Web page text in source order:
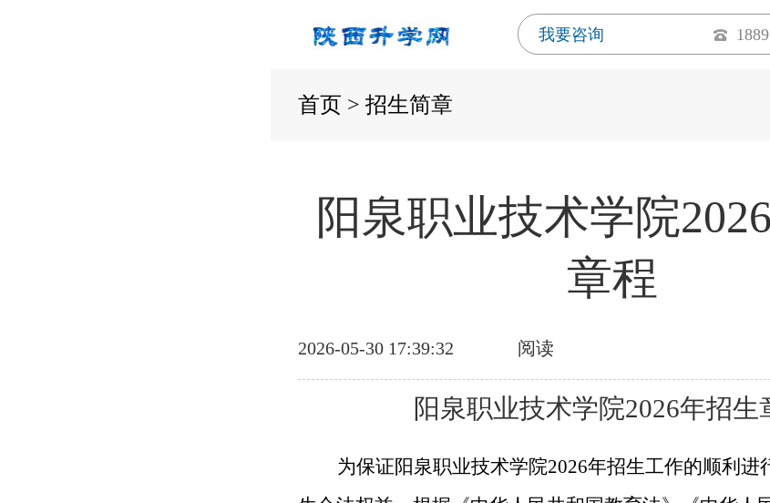
我要咨询
首页 > 招生简章
阳泉职业技术学院
章程
2026-05-30 17:39:32 阅读
阳泉职业技术学院2026年招生
为保证阳泉职业技术学院2026年招生工作的顺利进